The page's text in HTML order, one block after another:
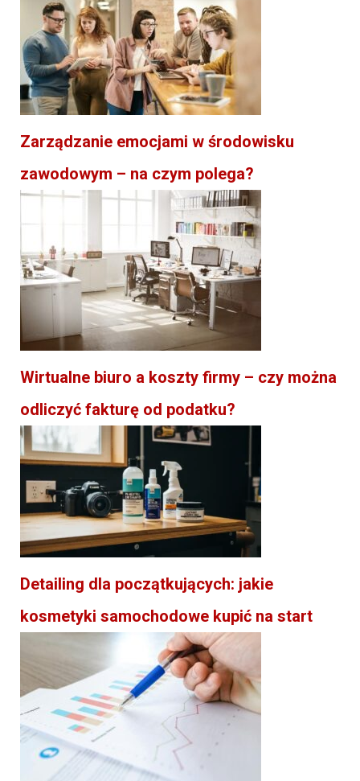
Zarządzanie emocjami w środowisku
zawodowym – na czym polega?
Wirtualne biuro a koszty firmy – czy można
odliczyć fakturę od podatku?
Detailing dla początkujących: jakie
kosmetyki samochodowe kupić na start